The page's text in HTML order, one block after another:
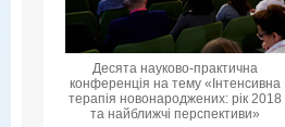
Десята науково-практична
конференцiя на тему «Інтенсивна
терапія новонароджених: рік 2018
та найближчі перспективи»